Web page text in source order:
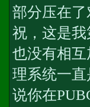
部分压在
祝，这是
也没有相
理系统一
说你在